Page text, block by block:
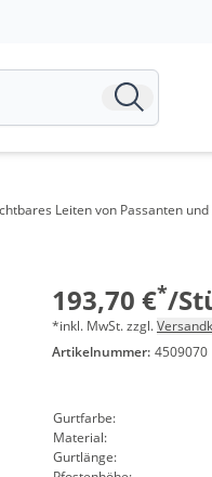
Leiten von Passanten
193,70 €*/
ab 10
*inkl. MwSt. zzgl.
Artikelnummer: 4509070
Gurtfarbe:
Material:
Gurtlänge: